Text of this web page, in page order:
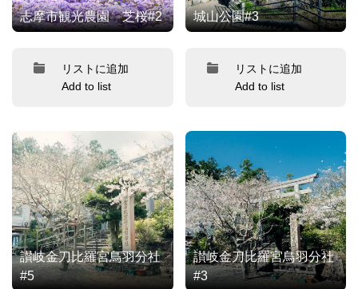
志摩市観光農園 芝桜#2
リストに追加
Add to list
城山公園#3
リストに追加
Add to list
讃岐金刀比羅宮鳥羽分社
#5
讃岐金刀比羅宮鳥羽分社
#3